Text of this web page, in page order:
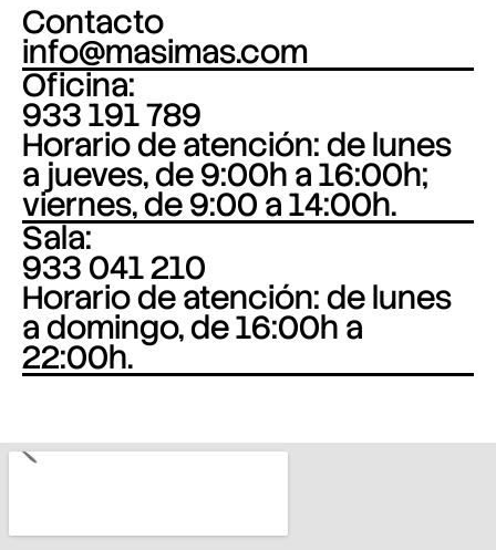
Contacto
info@masimas.com
Oficina:
933 191 789
Horario de atención: de lunes
a jueves, de 9:00h a 16:00h;
viernes, de 9:00 a 14:00h.
Sala:
933 041 210
Horario de atención: de lunes
a domingo, de 16:00h a
22:00h.